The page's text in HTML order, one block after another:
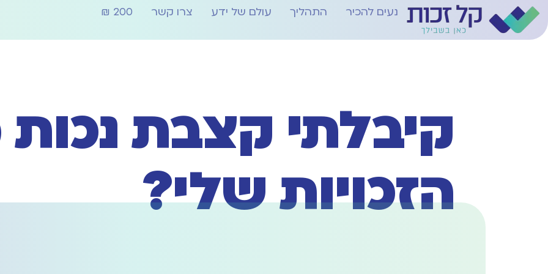
נעים להכיר התהליך עולם של ידע צרו קשר 200 ₪
קיבלתי קצבת
הזכויות שלי?